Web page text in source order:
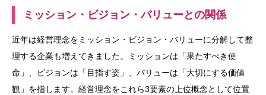
ミッション・ビジョン・バリューとの関係
近年は経営理念をミッション・ビジョン・バリューに分解して整
理する企業も増えてきました。ミッションは「果たすべき使
命」、ビジョンは「目指す姿」、バリューは「大切にする価値
観」を指します。経営理念をこれら3要素の上位概念として位置